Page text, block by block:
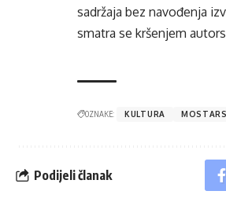
sadržaja bez navođenja
smatra se kršenjem
OZNAKE: KULTURA
Podijeli članak